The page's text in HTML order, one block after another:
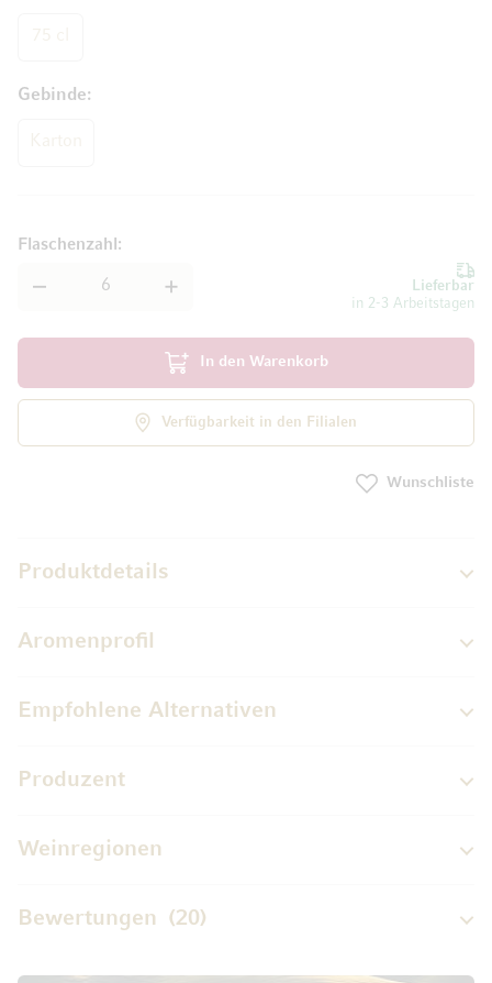
Gebinde
Lieferbar
in 2-3 Arbeitstagen
Flaschenzahl
In den Warenkorb
Verfügbarkeit in den Filialen
Wunschliste
Produktdetails
Aromenprofil
Empfohlene Alternativen
Produzent
Weinregionen
Bewertungen 20